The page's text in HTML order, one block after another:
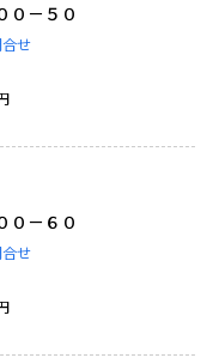
－５０
せ
－６０
せ